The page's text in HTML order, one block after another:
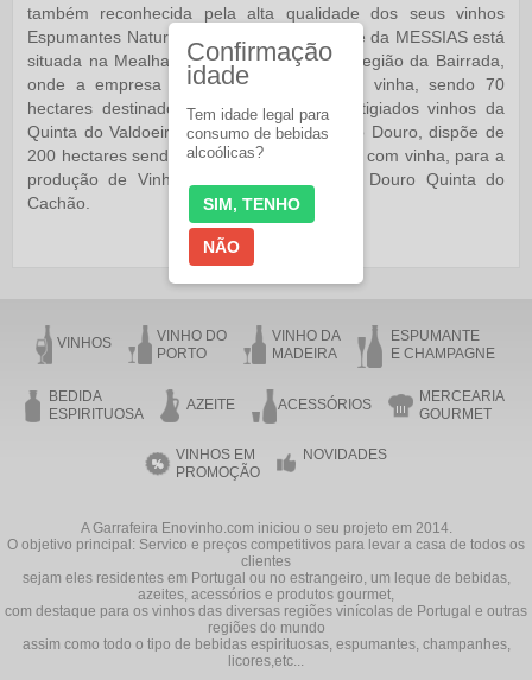
também reconhecida pela alta qualidade dos seus vinhos
Espumantes Naturais e Aguardentes. A sede da MESSIAS está
situada na Mealhada, pequena cidade da região da Bairrada,
onde a empresa possui 160 hectares de vinha, sendo 70
hectares destinados à produção dos prestigiados vinhos da
Quinta do Valdoeiro. Na Ferradosa, vale do Douro, dispõe de
200 hectares sendo 130 hectares ocupados com vinha, para a
produção de Vinho do Porto e do Vinho Douro Quinta do
Cachão.
VINHOS
VINHO DO
PORTO
VINHO DA
MADEIRA
ESPUMANTE
E CHAMPAGNE
BEDIDA
ESPIRITUOSA
AZEITE ACESSÓRIOS
MERCEARIA
GOURMET
VINHOS EM
PROMOÇÃO
NOVIDADES
A Garrafeira Enovinho.com iniciou o seu projeto em 2014.
O objetivo principal: Servico e preços competitivos para levar a casa de todos os
clientes
sejam eles residentes em Portugal ou no estrangeiro, um leque de bebidas,
azeites, acessórios e produtos gourmet,
com destaque para os vinhos das diversas regiões vinícolas de Portugal e outras
regiões do mundo
assim como todo o tipo de bebidas espirituosas, espumantes, champanhes,
licores,etc...
Confirmação
idade
Tem idade legal para
consumo de bebidas
alcoólicas?
SIM, TENHO
NÃO